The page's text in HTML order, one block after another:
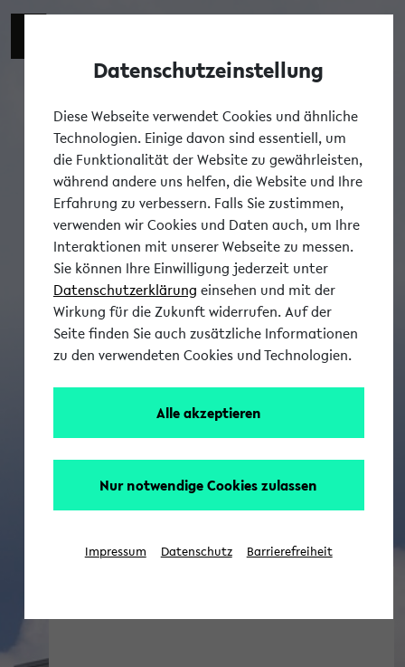
Datenschutzeinstellung
Diese Webseite verwendet Cookies und ähnliche
Technologien. Einige davon sind essentiell, um
die Funktionalität der Website zu gewährleisten,
während andere uns helfen, die Website und Ihre
Erfahrung zu verbessern. Falls Sie zustimmen,
verwenden wir Cookies und Daten auch, um Ihre
Interaktionen mit unserer Webseite zu messen.
Sie können Ihre Einwilligung jederzeit unter
Datenschutzerklärung einsehen und mit der
Wirkung für die Zukunft widerrufen. Auf der
Seite finden Sie auch zusätzliche Informationen
zu den verwendeten Cookies und Technologien.
Alle akzeptieren
Nur notwendige Cookies zulassen
Impressum Datenschutz Barrierefreiheit